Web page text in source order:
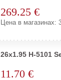
269.25 €
Цена в магазинах:
26x1.95 H-5101
11.70 €